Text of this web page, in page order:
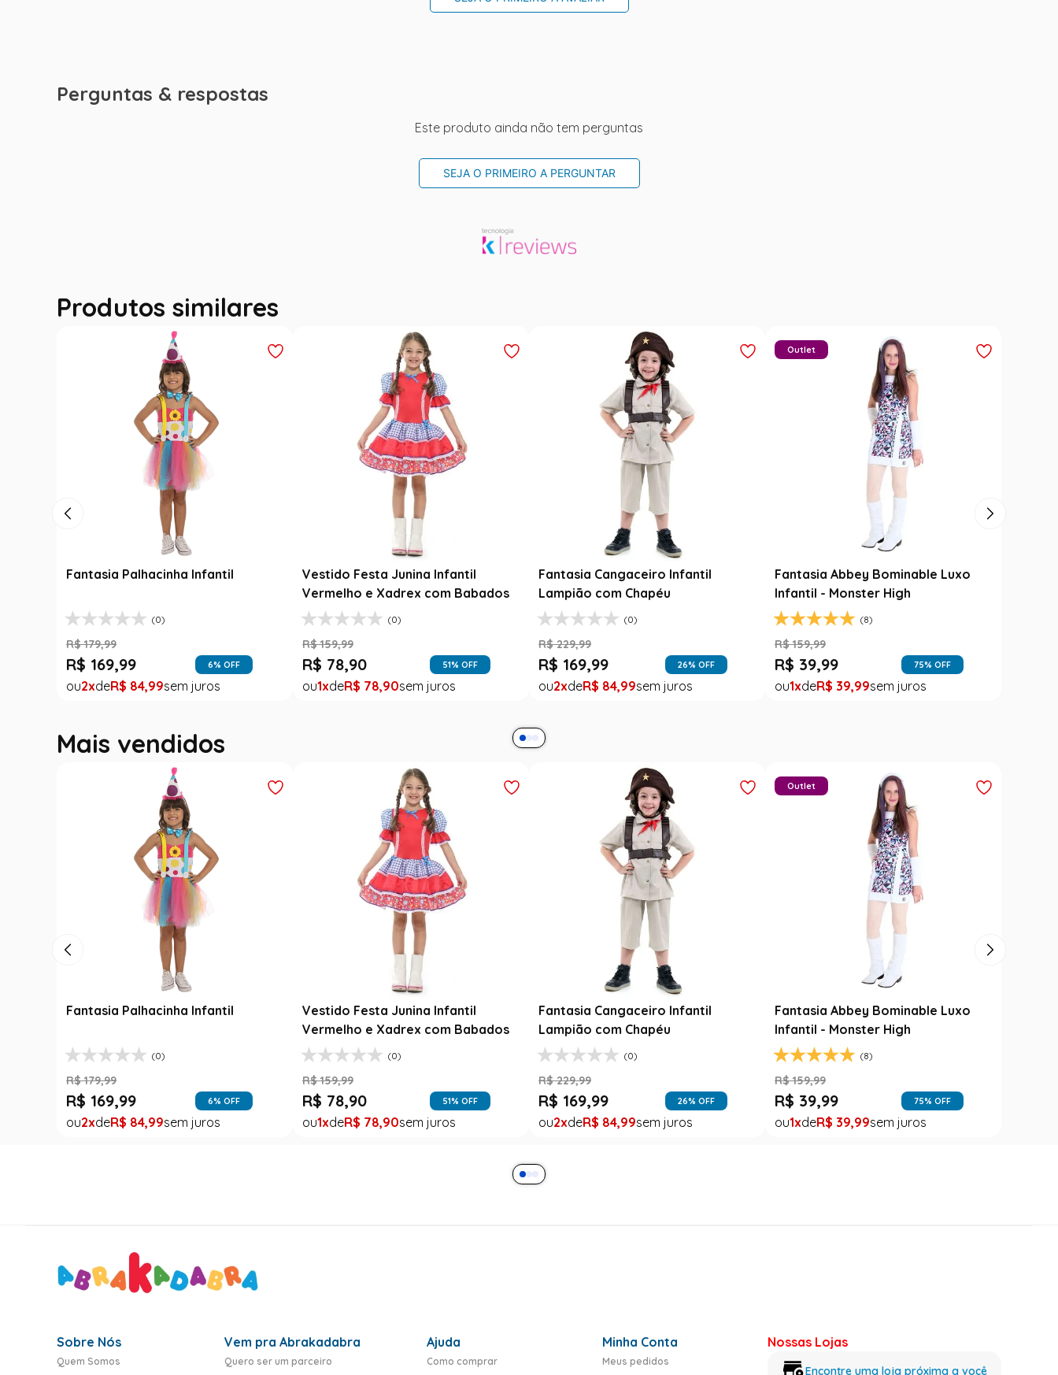
Perguntas & respostas
Este produto ainda não tem perguntas
SEJA O PRIMEIRO A PERGUNTAR
Produtos similares
Fantasia Palhacinha Infantil
(0)
R$ 179,99
R$ 169,99 6% OFF
2 R$ 84,99
Vestido Festa Junina Infantil
Vermelho e Xadrex com Babados
(0)
R$ 159,99
R$ 78,90 51% OFF
1 R$ 78,90
Fantasia Cangaceiro Infantil
Lampião com Chapéu
(0)
R$ 229,99
R$ 169,99 26% OFF
2 R$ 84,99
Fantasia Abbey Bominable Luxo
Infantil - Monster High
(8)
Outlet
R$ 159,99
R$ 39,99 75% OFF
1 R$ 39,99
Mais vendidos
Fantasia Palhacinha Infantil
(0)
R$ 179,99
R$ 169,99 6% OFF
2 R$ 84,99
Vestido Festa Junina Infantil
Vermelho e Xadrex com Babados
(0)
R$ 159,99
R$ 78,90 51% OFF
1 R$ 78,90
Fantasia Cangaceiro Infantil
Lampião com Chapéu
(0)
R$ 229,99
R$ 169,99 26% OFF
2 R$ 84,99
Fantasia Abbey Bominable Luxo
Infantil - Monster High
(8)
Outlet
R$ 159,99
R$ 39,99 75% OFF
1 R$ 39,99
Sobre Nós
Quem Somos
Vem pra Abrakadabra
Quero ser um parceiro
Ajuda
Como comprar
Minha Conta
Meus pedidos
Nossas Lojas
Encontre uma loja próxima a você